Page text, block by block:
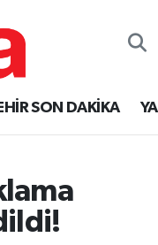
SON DAKİKA